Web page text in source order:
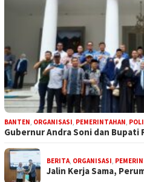
BANTEN ORGANISASI PEMERINTAHAN
Gubernur Andra Soni dan Bupati
BERITA ORGANISASI
Jalin Kerja Sama,